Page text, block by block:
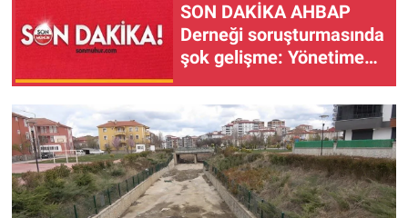
SON DAKİKA AHBAP
Derneği soruşturmasında
şok gelişme: Yönetime